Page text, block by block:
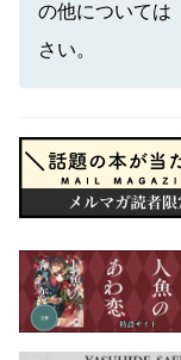
の他については
さい。